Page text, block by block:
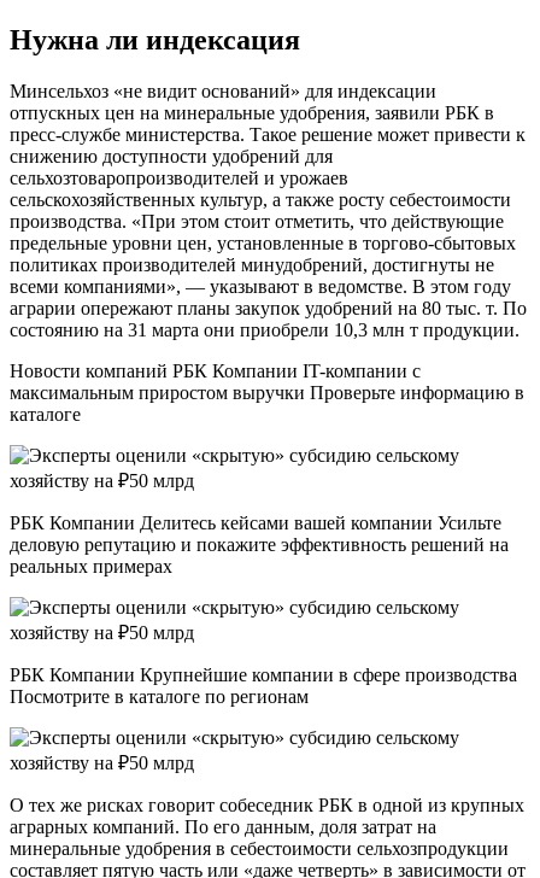
Нужна ли индексация
Минсельхоз «не видит оснований» для индексации
отпускных цен на минеральные удобрения, заявили РБК в
пресс-службе министерства. Такое решение может привести к
снижению доступности удобрений для
сельхозтоваропроизводителей и урожаев
сельскохозяйственных культур, а также росту себестоимости
производства. «При этом стоит отметить, что действующие
предельные уровни цен, установленные в торгово-сбытовых
политиках производителей минудобрений, достигнуты не
всеми компаниями», — указывают в ведомстве. В этом году
аграрии опережают планы закупок удобрений на 80 тыс. т. По
состоянию на 31 марта они приобрели 10,3 млн т продукции.
Новости компаний РБК Компании IT-компании с
максимальным приростом выручки Проверьте информацию в
каталоге
РБК Компании Делитесь кейсами вашей компании Усильте
деловую репутацию и покажите эффективность решений на
реальных примерах
РБК Компании Крупнейшие компании в сфере производства
Посмотрите в каталоге по регионам
О тех же рисках говорит собеседник РБК в одной из крупных
аграрных компаний. По его данным, доля затрат на
минеральные удобрения в себестоимости сельхозпродукции
составляет пятую часть или «даже четверть» в зависимости от